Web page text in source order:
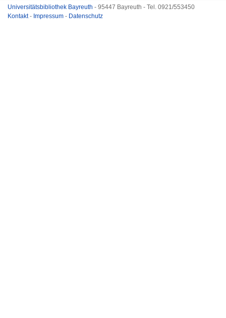
Universitätsbibliothek Bayreuth - 95447 Bayreuth - Tel. 0921/553450
Kontakt- Impressum - Datenschutz